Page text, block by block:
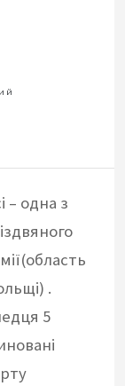
– одна з
.
5